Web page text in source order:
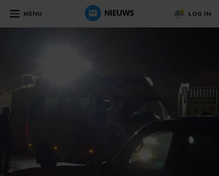
MENU LOG IN